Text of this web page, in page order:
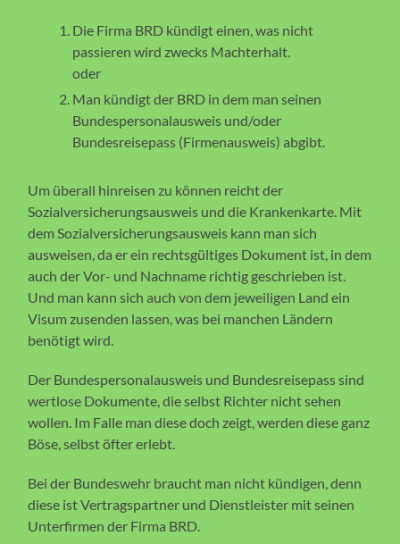
Die Firma BRD kündigt einen, was nicht
passieren wird zwecks Machterhalt.
oder
Man kündigt der BRD in dem man seinen
Bundespersonalausweis und/oder
Bundesreisepass (Firmenausweis) abgibt.
Um überall hinreisen zu können reicht der
Sozialversicherungsausweis und die Krankenkarte. Mit
dem Sozialversicherungsausweis kann man sich
ausweisen, da er ein rechtsgültiges Dokument ist, in dem
auch der Vor- und Nachname richtig geschrieben ist.
Und man kann sich auch von dem jeweiligen Land ein
Visum zusenden lassen, was bei manchen Ländern
benötigt wird.
Der Bundespersonalausweis und Bundesreisepass sind
wertlose Dokumente, die selbst Richter nicht sehen
wollen. Im Falle man diese doch zeigt, werden diese ganz
Böse, selbst öfter erlebt.
Bei der Bundeswehr braucht man nicht kündigen, denn
diese ist Vertragspartner und Dienstleister mit seinen
Unterfirmen der Firma BRD.